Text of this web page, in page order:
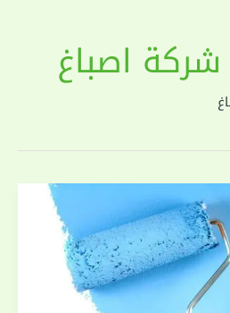
شركة اصباغ